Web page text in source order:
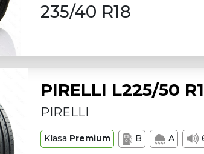
235/40 R18
PIRELLI L225/50
PIRELLI
Klasa Premium B A